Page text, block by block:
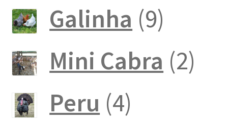
Galinha 99
Mini Cabra 22
Peru 44